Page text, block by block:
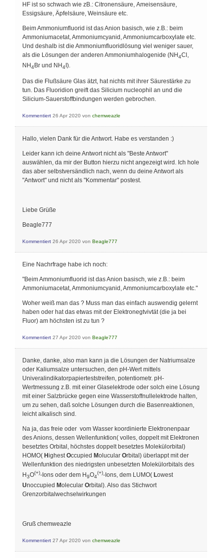
HF ist so schwach wie zB.: Citronensäure, Ameisensäure,
Essigsäure, Äpfelsäure, Weinsäure etc.
Beim Ammoniumfluorid ist das Anion basisch, wie z.B.: beim
Ammoniumacetat, Ammoniumcyanid, Ammoniumcarboxylate etc.
Und deshalb ist die Ammoniumfluoridlösung viel weniger sauer,
als die Lösungen der anderen Ammoniumhalogenide (NH4Cl,
NH4Br und NH4I).
Das die Flußsäure Glas ätzt, hat nichts mit ihrer Säurestärke zu
tun. Das Fluoridion greift das Silicium nucleophil an und die
Silicium-Sauerstoffbindungen werden gebrochen.
Kommentiert 26 Apr 2020 von chemweazle
Hallo, vielen Dank für die Antwort. Habe es verstanden :)
Leider kann ich deine Antwort nicht als "Beste Antwort"
auswählen, da mir der Button hierzu nicht angezeigt wird. Ich hole
das aber selbstversändlich nach, wenn du deine Antwort als
"Antwort" und nicht als "Kommentar" postest.
Liebe Grüße
Beagle777
Kommentiert 26 Apr 2020 von Beagle777
Eine Nachrfrage habe ich noch:
"Beim Ammoniumfluorid ist das Anion basisch, wie z.B.: beim
Ammoniumacetat, Ammoniumcyanid, Ammoniumcarboxylate etc."
Woher weiß man das ? Muss man das einfach auswendig gelernt
haben oder hat das etwas mit der Elektronegtvivtät (die ja bei
Fluor) am höchsten ist zu tun ?
Kommentiert 27 Apr 2020 von Beagle777
Danke, danke, also man kann ja die Lösungen der Natriumsalze
oder Kaliumsalze untersuchen, den pH-Wert mittels
Univeralindikatorpapierteststreifen, potentiometr. pH-
Wertmessung z.B. mit einer Glaselektrode oder solch eine Lösung
mit einer Salzbrücke gegen eine Wasserstoffnullelektrode halten,
um zu sehen, daß solche Lösungen durch die Basenreaktionen,
leicht alkalisch sind.
Na ja, das freie oder vom Wasser koordinierte Elektronenpaar
des Anions, dessen Wellenfunktion( volles, doppelt mit Elektronen
besetztes Orbital, höchstes doppelt besetztes Molekülorbital)
HOMO( H ighestOccupied Molucular Orbital) überlappt mit der
Wellenfunktion des niedrigsten unbesetzten Molekülorbitals des
H3O(+)-Ions oder dem H9O4
(+)-Ions, dem LUMO( Lowest
Unoccupied Molecular Orbital). Also das Stichwort
Grenzorbitalwechselwirkungen
Gruß chemweazle
Kommentiert 27 Apr 2020 von chemweazle